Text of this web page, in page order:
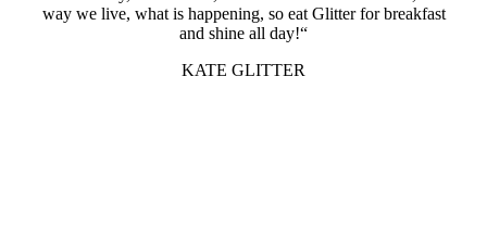
way we live, what is happening, so eat Glitter for breakfast
and shine all day!“
KATE GLITTER